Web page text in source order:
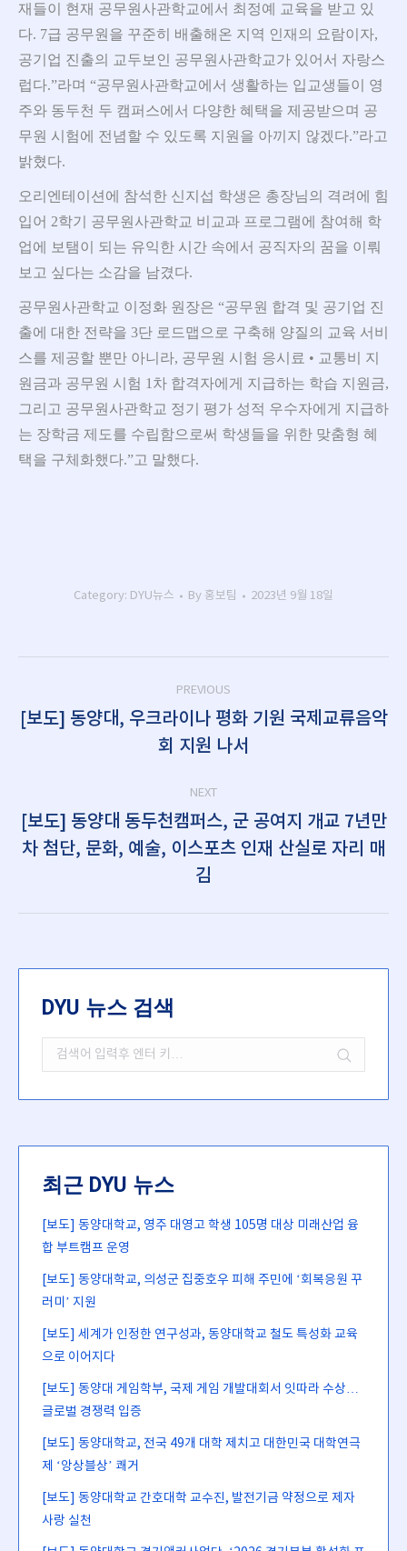
재들이 현재 공무원사관학교에서 최정예 교육을 받고 있
다. 7급 공무원을 꾸준히 배출해온 지역 인재의 요람이자,
공기업 진출의 교두보인 공무원사관학교가 있어서 자랑스
럽다.”라며 “공무원사관학교에서 생활하는 입교생들이 영
주와 동두천 두 캠퍼스에서 다양한 혜택을 제공받으며 공
무원 시험에 전념할 수 있도록 지원을 아끼지 않겠다.”라고
밝혔다.
오리엔테이션에 참석한 신지섭 학생은 총장님의 격려에 힘
입어 2학기 공무원사관학교 비교과 프로그램에 참여해 학
업에 보탬이 되는 유익한 시간 속에서 공직자의 꿈을 이뤄
보고 싶다는 소감을 남겼다.
공무원사관학교 이정화 원장은 “공무원 합격 및 공기업 진
출에 대한 전략을 3단 로드맵으로 구축해 양질의 교육 서비
스를 제공할 뿐만 아니라, 공무원 시험 응시료 • 교통비 지
원금과 공무원 시험 1차 합격자에게 지급하는 학습 지원금,
그리고 공무원사관학교 정기 평가 성적 우수자에게 지급하
는 장학금 제도를 수립함으로써 학생들을 위한 맞춤형 혜
택을 구체화했다.”고 말했다.
Category: DYU뉴스 By 홍보팀 2023년 9월 18일
navigation
PREVIOUS
post:
[보도] 동양대, 우크라이나 평화 기원 국제교류음악
회 지원 나서
NEXT
Next
post:
[보도] 동양대 동두천캠퍼스, 군 공여지 개교 7년만
차 첨단, 문화, 예술, 이스포츠 인재 산실로 자리 매
김
DYU 뉴스 검색
Search:
최근 DYU 뉴스
[보도] 동양대학교, 영주 대영고 학생 105명 대상 미래산업 융
합 부트캠프 운영
[보도] 동양대학교, 의성군 집중호우 피해 주민에 ‘회복응원 꾸
러미’ 지원
[보도] 세계가 인정한 연구성과, 동양대학교 철도 특성화 교육
으로 이어지다
[보도] 동양대 게임학부, 국제 게임 개발대회서 잇따라 수상…
글로벌 경쟁력 입증
[보도] 동양대학교, 전국 49개 대학 제치고 대한민국 대학연극
제 ‘앙상블상’ 쾌거
[보도] 동양대학교 간호대학 교수진, 발전기금 약정으로 제자
사랑 실천